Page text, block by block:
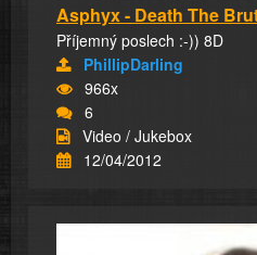
Asphyx - Death The
Příjemný poslech :-)) 8D
PhillipDarling
966x
6
Video / Jukebox
12/04/2012